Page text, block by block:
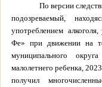
По версии
подозреваемый,
употреблением
Фе» при движении на
муниципального
малолетнего ребенка,
получил